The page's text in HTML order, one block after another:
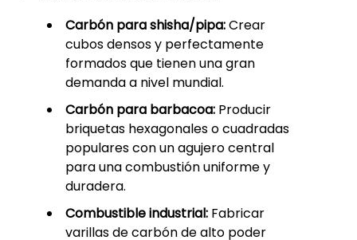
Carbón para shisha/pipa:Crear
cubos densos y perfectamente
formados que tienen una gran
demanda a nivel mundial.
Carbón para barbacoa: Producir
briquetas hexagonales o cuadradas
populares con un agujero central
para una combustión uniforme y
duradera.
Combustible industrial: Fabricar
varillas de carbón de alto poder